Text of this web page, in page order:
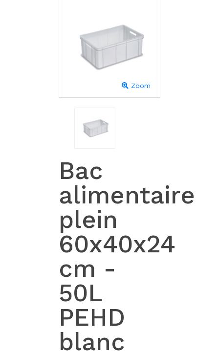
Zoom
Bac
alimentaire
plein
60x40x24
cm -
50L
PEHD
blanc